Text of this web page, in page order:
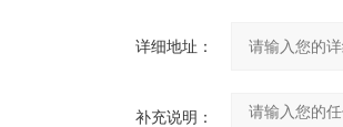
详细地址：
补充说明：